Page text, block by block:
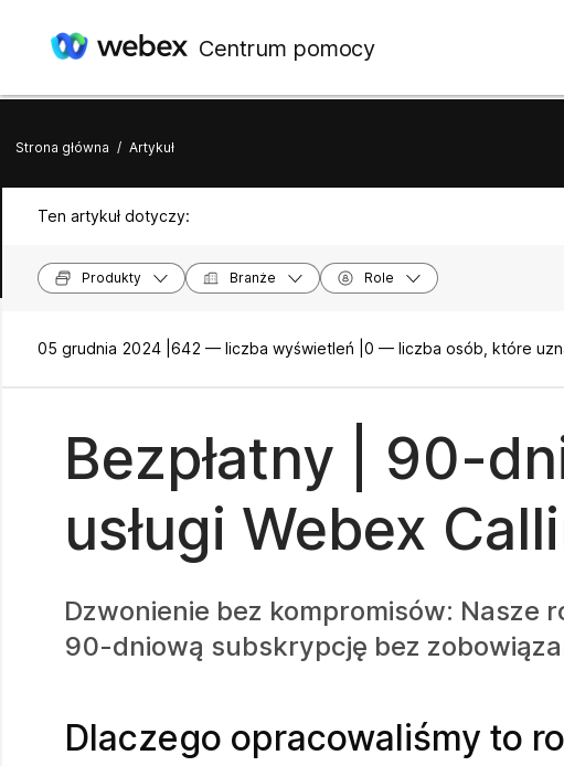
Centrum pomocy
Strona główna / Artykuł
Ten artykuł dotyczy:
Produkty Branże Role
05 grudnia 2024 | 642 — liczba wyświetleń | 0 — liczba osób, które
Bezpłatny | 90-
usługi Webex
Dzwonienie bez kompromisów: Nasze
90-dniową subskrypcję bez
Dlaczego opracowaliśmy to